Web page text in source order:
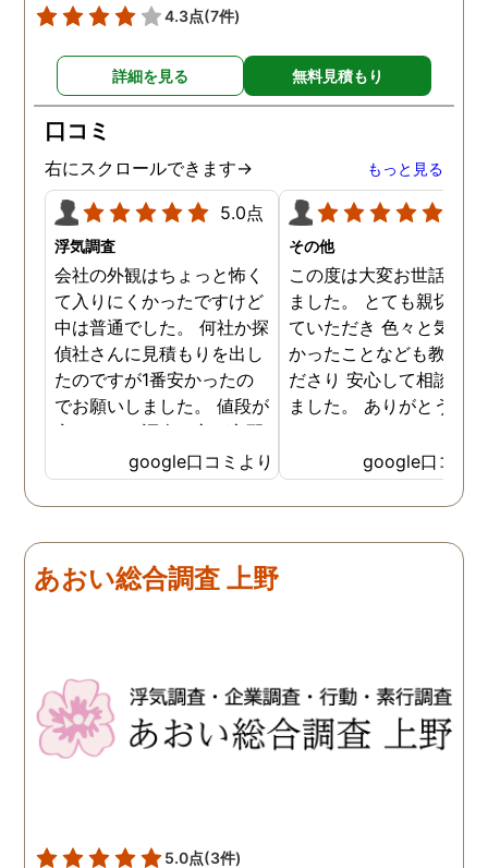
も、不安で日々辛い気持ち
対応して頂いた上に、かな
り迅速に弁護士に関するア
ドバイスを頂き繋いで下さ
った事、本当に感謝してい
ます。
4.3点(7件)
詳細を見る 無料見積もり
口コミ
右にスクロールできます→ もっと見る
5.0点
浮気調査
会社の外観はちょっと怖く
て入りにくかったですけど
中は普通でした。 何社か探
偵社さんに見積もりを出し
たのですが1番安かったの
でお願いしました。 値段が
安いので、調査の方が心配
でしたがしっかり浮気の証
拠を押さえて頂けました。
ありがとう御座いました。
探偵に頼む事のない人生を
歩みますね(笑)
google口コミより
その他
この度は大変お世話にな
ました。 とても親切に
ていただき 色々と気付
かったことなども教えて
ださり 安心して相談が
ました。 ありがとうご
google口コミ
あおい総合調査 上野
5.0点(3件)